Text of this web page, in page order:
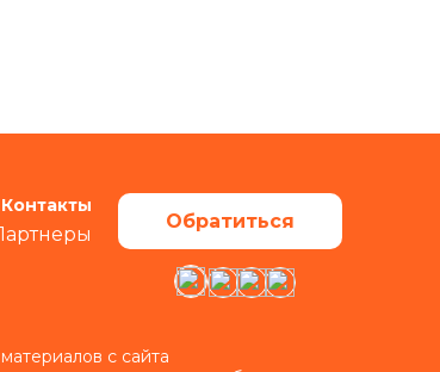
Контакты
Обратиться
с сайта